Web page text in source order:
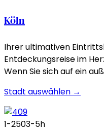
Köln
Ihrer ultimativen
Entdeckungsreise im
Wenn Sie sich auf ein
Stadt auswählen →
1-2503-5h